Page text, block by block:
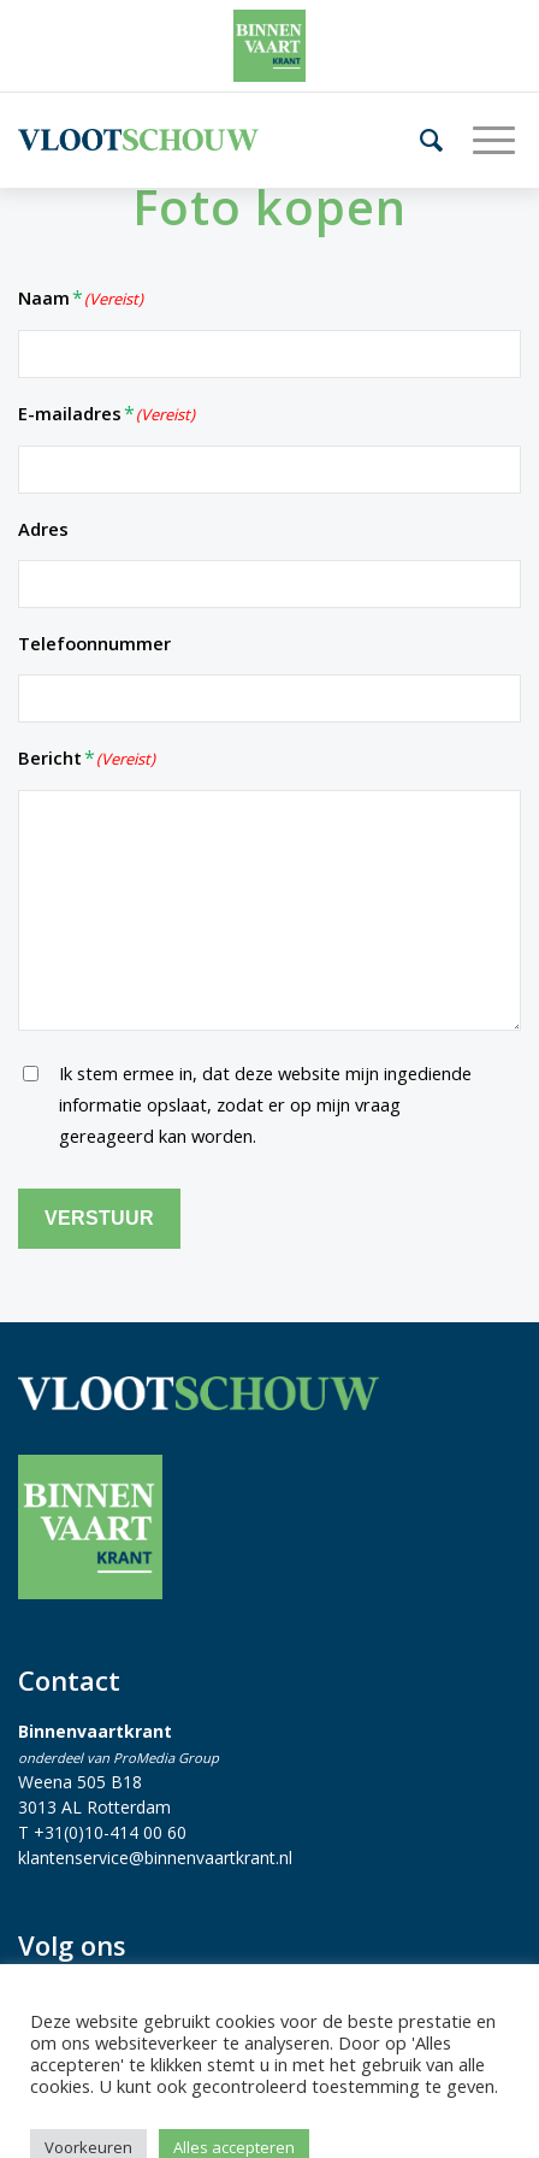
Foto kopen
Naam (Vereist)
E-mailadres (Vereist)
Adres
Telefoonnummer
Bericht (Vereist)
Untitled
Ik stem ermee in, dat deze website mijn ingediende
informatie opslaat, zodat er op mijn vraag
gereageerd kan worden.
CAPTCHA
Contact
Binnenvaartkrant
onderdeel van ProMedia Group
Weena 505 B18
3013 AL Rotterdam
T +31(0)10-414 00 60
klantenservice@binnenvaartkrant.nl
Volg ons
Privacy statement|Sitemap|Disclaimer
Deze website gebruikt cookies voor de beste prestatie en
om ons websiteverkeer te analyseren. Door op 'Alles
accepteren' te klikken stemt u in met het gebruik van alle
cookies. U kunt ook gecontroleerd toestemming te geven.
Voorkeuren Alles accepteren